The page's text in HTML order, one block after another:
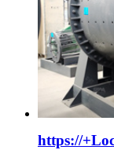
https://